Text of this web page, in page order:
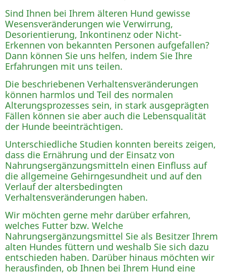
Sind Ihnen bei Ihrem älteren Hund gewisse
Wesensveränderungen wie Verwirrung,
Desorientierung, Inkontinenz oder Nicht-
Erkennen von bekannten Personen aufgefallen?
Dann können Sie uns helfen, indem Sie Ihre
Erfahrungen mit uns teilen.
Die beschriebenen Verhaltensveränderungen
können harmlos und Teil des normalen
Alterungsprozesses sein, in stark ausgeprägten
Fällen können sie aber auch die Lebensqualität
der Hunde beeinträchtigen.
Unterschiedliche Studien konnten bereits zeigen,
dass die Ernährung und der Einsatz von
Nahrungsergänzungsmitteln einen Einfluss auf
die allgemeine Gehirngesundheit und auf den
Verlauf der altersbedingten
Verhaltensveränderungen haben.
Wir möchten gerne mehr darüber erfahren,
welches Futter bzw. Welche
Nahrungsergänzungsmittel Sie als Besitzer Ihrem
alten Hundes füttern und weshalb Sie sich dazu
entschieden haben. Darüber hinaus möchten wir
herausfinden, ob Ihnen bei Ihrem Hund eine